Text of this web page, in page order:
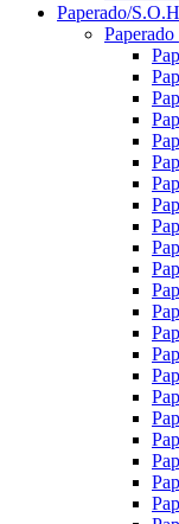
Paperado/
Paperado